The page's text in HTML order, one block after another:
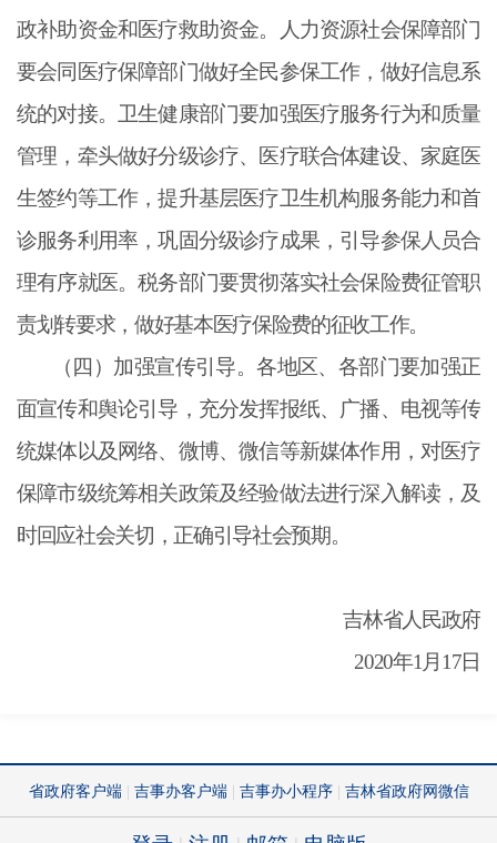
政补助资金和医疗救助资金。人力资源社会保障部门
要会同医疗保障部门做好全民参保工作，做好信息系
统的对接。卫生健康部门要加强医疗服务行为和质量
管理，牵头做好分级诊疗、医疗联合体建设、家庭医
生签约等工作，提升基层医疗卫生机构服务能力和首
诊服务利用率，巩固分级诊疗成果，引导参保人员合
理有序就医。税务部门要贯彻落实社会保险费征管职
责划转要求，做好基本医疗保险费的征收工作。
（四）加强宣传引导。各地区、各部门要加强正
面宣传和舆论引导，充分发挥报纸、广播、电视等传
统媒体以及网络、微博、微信等新媒体作用，对医疗
保障市级统筹相关政策及经验做法进行深入解读，及
时回应社会关切，正确引导社会预期。
吉林省人民政府
2020年1月17日